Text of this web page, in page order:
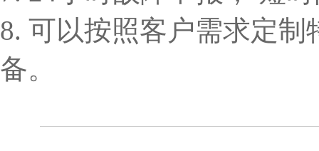
8. 可以按照客户需求定制
备。